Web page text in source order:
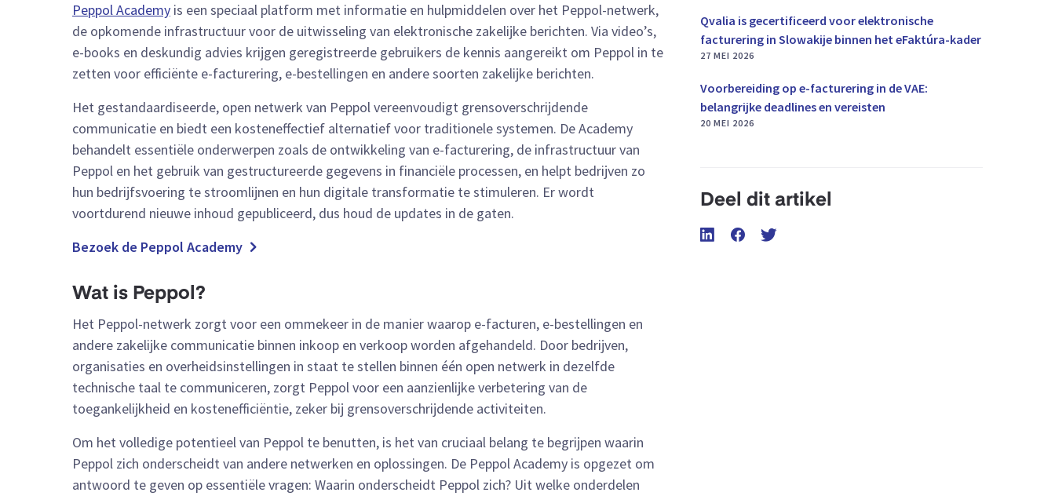
Peppol Academy is een speciaal platform met informatie en hulpmiddelen over het Peppol-netwerk,
de opkomende infrastructuur voor de uitwisseling van elektronische zakelijke berichten. Via video’s,
e-books en deskundig advies krijgen geregistreerde gebruikers de kennis aangereikt om Peppol in te
zetten voor efficiënte e-facturering, e-bestellingen en andere soorten zakelijke berichten.
Het gestandaardiseerde, open netwerk van Peppol vereenvoudigt grensoverschrijdende
communicatie en biedt een kosteneffectief alternatief voor traditionele systemen. De Academy
behandelt essentiële onderwerpen zoals de ontwikkeling van e-facturering, de infrastructuur van
Peppol en het gebruik van gestructureerde gegevens in financiële processen, en helpt bedrijven zo
hun bedrijfsvoering te stroomlijnen en hun digitale transformatie te stimuleren. Er wordt
voortdurend nieuwe inhoud gepubliceerd, dus houd de updates in de gaten.
Bezoek de Peppol Academy
Wat is Peppol?
Het Peppol-netwerk zorgt voor een ommekeer in de manier waarop e-facturen, e-bestellingen en
andere zakelijke communicatie binnen inkoop en verkoop worden afgehandeld. Door bedrijven,
organisaties en overheidsinstellingen in staat te stellen binnen één open netwerk in dezelfde
technische taal te communiceren, zorgt Peppol voor een aanzienlijke verbetering van de
toegankelijkheid en kostenefficiëntie, zeker bij grensoverschrijdende activiteiten.
Om het volledige potentieel van Peppol te benutten, is het van cruciaal belang te begrijpen waarin
Peppol zich onderscheidt van andere netwerken en oplossingen. De Peppol Academy is opgezet om
antwoord te geven op essentiële vragen: Waarin onderscheidt Peppol zich? Uit welke onderdelen
Qvalia is gecertificeerd voor elektronische
facturering in Slowakije binnen het eFaktúra-kader
27 MEI 2026
Voorbereiding op e-facturering in de VAE:
belangrijke deadlines en vereisten
20 MEI 2026
Deel dit artikel